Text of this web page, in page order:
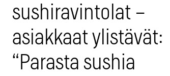
sushiravintolat –
asiakkaat ylistävät:
“Parasta sushia